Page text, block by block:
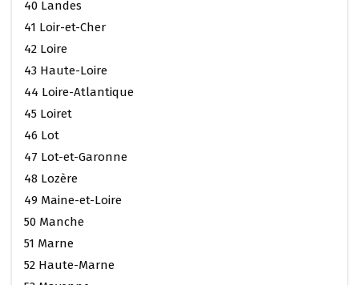
40 Landes
41 Loir-et-Cher
42 Loire
43 Haute-Loire
44 Loire-Atlantique
45 Loiret
46 Lot
47 Lot-et-Garonne
48 Lozère
49 Maine-et-Loire
50 Manche
51 Marne
52 Haute-Marne